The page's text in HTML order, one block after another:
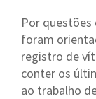
Por
foram
registro de
conter os
ao trabalho